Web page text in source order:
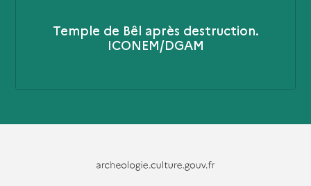
Temple de Bêl après destruction.
ICONEM/DGAM